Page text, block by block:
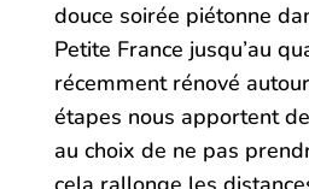
douce soirée piétonne
Petite France jusqu’au
récemment rénové
étapes nous apportent
au choix de ne pas